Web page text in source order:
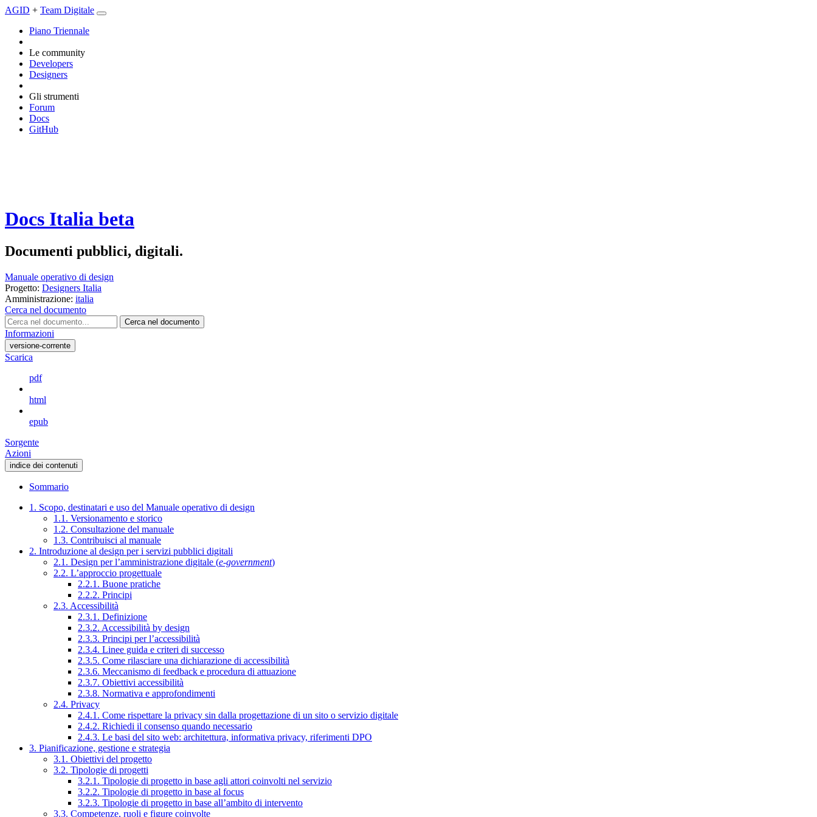
AGID + Team Digitale
Piano Triennale
Le community
Developers
Designers
Gli strumenti
Forum
Docs
GitHub
Docs Italia beta
Documenti pubblici, digitali.
Manuale operativo di design
Progetto: Designers Italia
Amministrazione: italia
Cerca nel documento
Cerca nel documento
Informazioni
versione-corrente
Scarica
pdf
html
epub
Sorgente
Azioni
indice dei contenuti
Sommario
1. Scopo, destinatari e uso del Manuale operativo di design
1.1. Versionamento e storico
1.2. Consultazione del manuale
1.3. Contribuisci al manuale
2. Introduzione al design per i servizi pubblici digitali
2.1. Design per l’amministrazione digitale (e-government)
2.2. L’approccio progettuale
2.2.1. Buone pratiche
2.2.2. Principi
2.3. Accessibilità
2.3.1. Definizione
2.3.2. Accessibilità by design
2.3.3. Principi per l’accessibilità
2.3.4. Linee guida e criteri di successo
2.3.5. Come rilasciare una dichiarazione di accessibilità
2.3.6. Meccanismo di feedback e procedura di attuazione
2.3.7. Obiettivi accessibilità
2.3.8. Normativa e approfondimenti
2.4. Privacy
2.4.1. Come rispettare la privacy sin dalla progettazione di un sito o servizio digitale
2.4.2. Richiedi il consenso quando necessario
2.4.3. Le basi del sito web: architettura, informativa privacy, riferimenti DPO
3. Pianificazione, gestione e strategia
3.1. Obiettivi del progetto
3.2. Tipologie di progetti
3.2.1. Tipologie di progetto in base agli attori coinvolti nel servizio
3.2.2. Tipologie di progetto in base al focus
3.2.3. Tipologie di progetto in base all’ambito di intervento
3.3. Competenze, ruoli e figure coinvolte